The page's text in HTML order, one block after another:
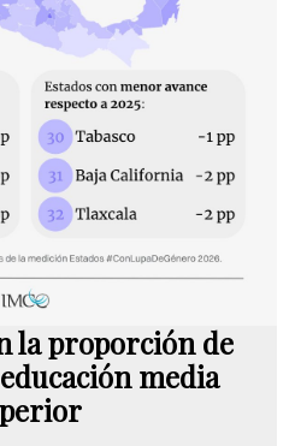
la proporción de
media